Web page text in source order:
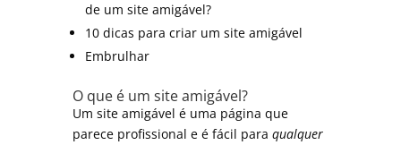
de um site amigável?
10 dicas para criar um site amigável
Embrulhar
O que é um site amigável?
Um site amigável é uma página que
parece profissional e é fácil para qualquer